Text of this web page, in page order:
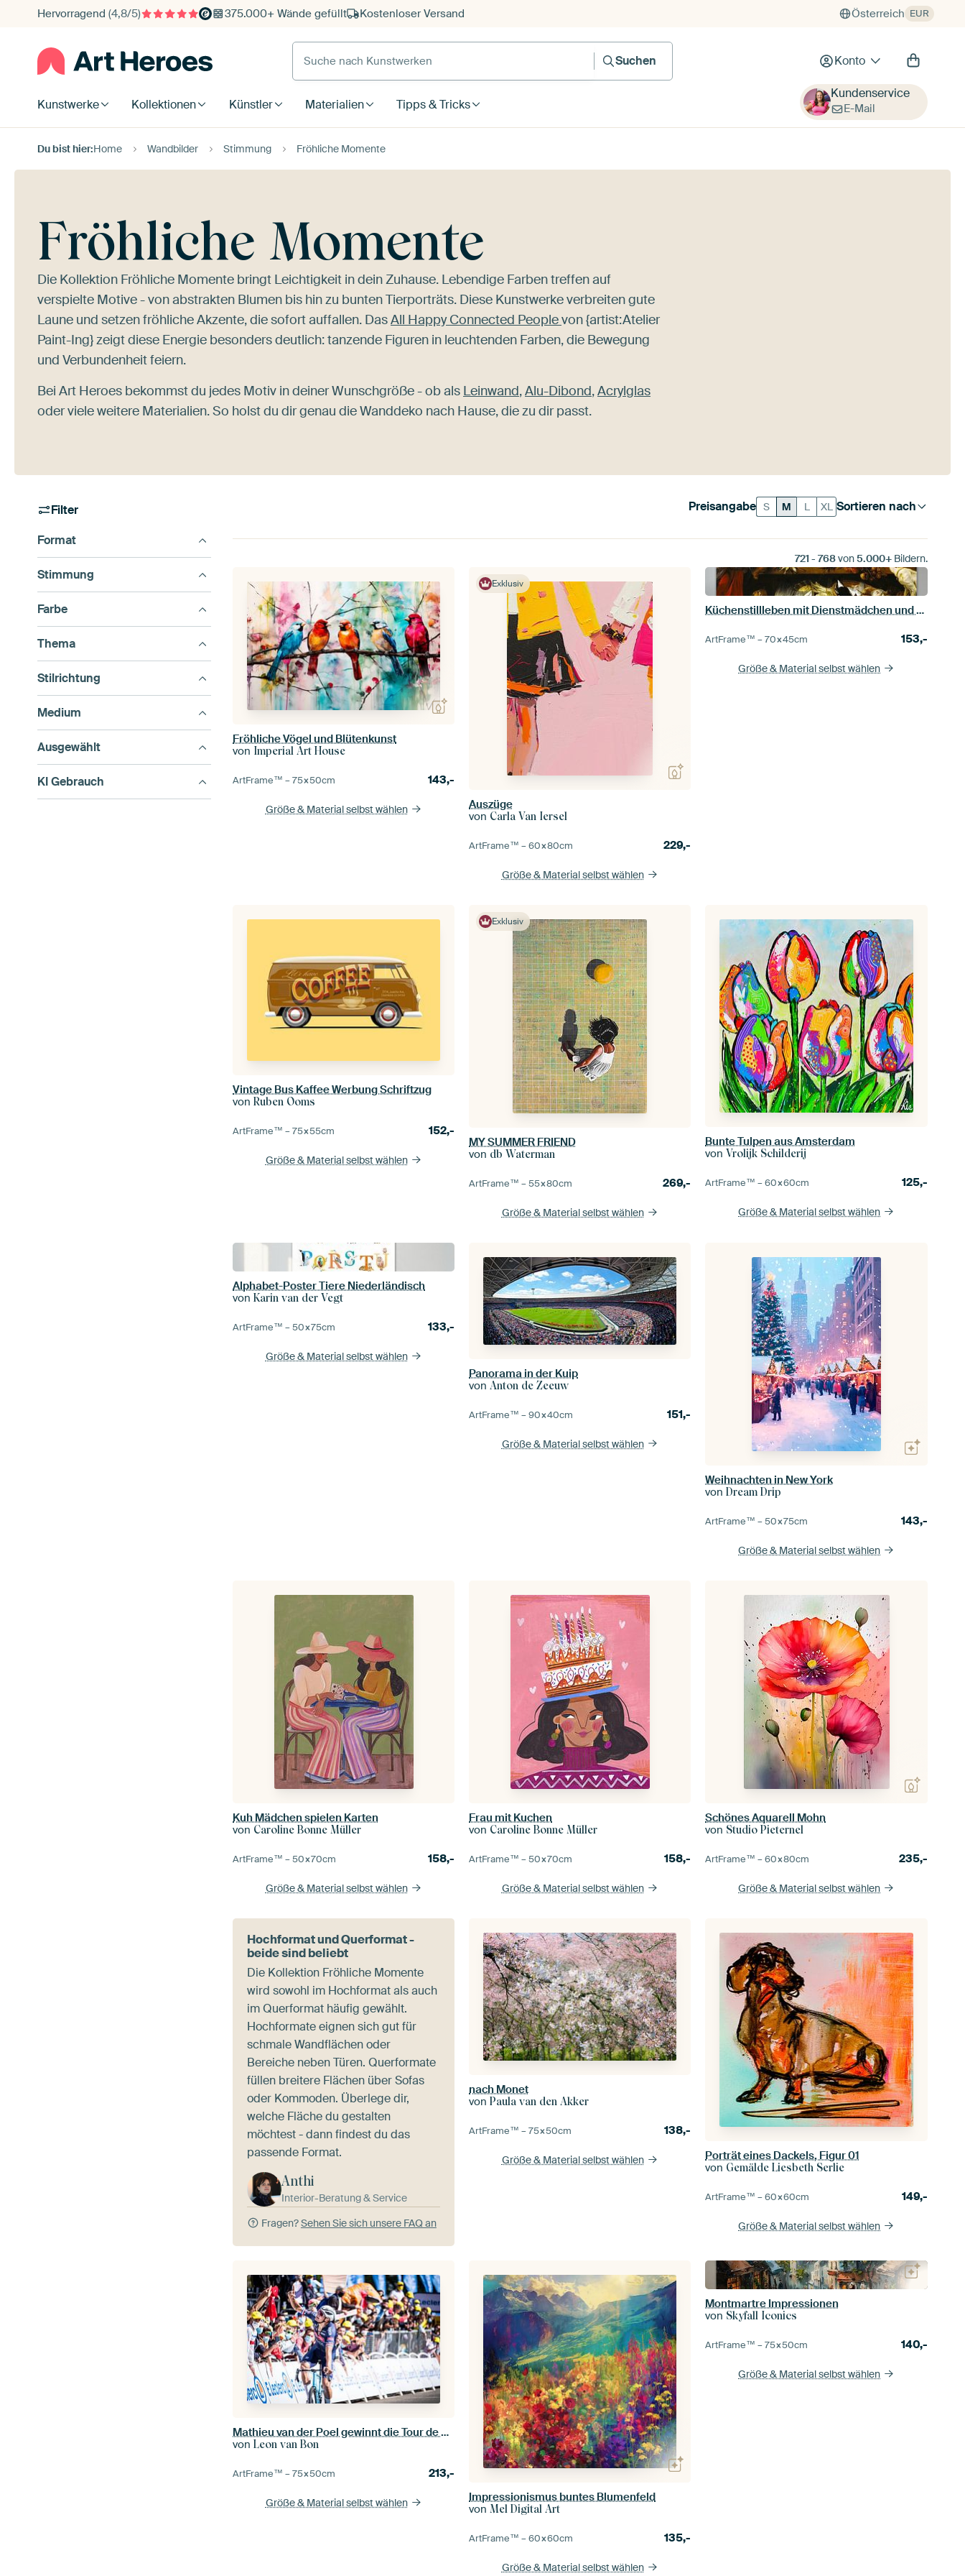
Hervorragend (4,8/5) 375.000+ Wände gefüllt Kostenloser Versand Österreich EUR
Suche nach Kunstwerken
Suchen
Konto
Kunstwerke Kollektionen Künstler Materialien Tipps & Tricks
Kundenservice
E-Mail
Du bist hier:Home Wandbilder Stimmung Fröhliche Momente
Fröhliche Momente
Die Kollektion Fröhliche Momente bringt Leichtigkeit in dein Zuhause. Lebendige Farben treffen auf
verspielte Motive - von abstrakten Blumen bis hin zu bunten Tierporträts. Diese Kunstwerke verbreiten gute
Laune und setzen fröhliche Akzente, die sofort auffallen. DasAll Happy Connected Peoplevon {artist:Atelier
Paint-Ing} zeigt diese Energie besonders deutlich: tanzende Figuren in leuchtenden Farben, die Bewegung
und Verbundenheit feiern.
Bei Art Heroes bekommst du jedes Motiv in deiner Wunschgröße - ob als Leinwand,Alu-Dibond,Acrylglas
oder viele weitere Materialien. So holst du dir genau die Wanddeko nach Hause, die zu dir passt.
Filter
Format
Stimmung
Farbe
Thema
Stilrichtung
Medium
Ausgewählt
KI Gebrauch
Sortieren nach
Preisangabe S M L XL
721 - 768von5.000+Bildern.
Fröhliche Vögel und Blütenkunst
von Imperial Art House
ArtFrame™ –75×50cm 143,-
Größe & Material selbst wählen
Exklusiv
Auszüge
von Carla Van Iersel
ArtFrame™ –60×80cm 229,-
Größe & Material selbst wählen
Küchenstillleben mit Dienstmädchen und Jungen, Frans Snyders & Jan Boeckhorst
ArtFrame™ –70×45cm 153,-
Größe & Material selbst wählen
Vintage Bus Kaffee Werbung Schriftzug
vonRuben Ooms
ArtFrame™ –75×55cm 152,-
Größe & Material selbst wählen
Exklusiv
MY SUMMER FRIEND
von db Waterman
ArtFrame™ –55×80cm 269,-
Größe & Material selbst wählen
Bunte Tulpen aus Amsterdam
vonVrolijk Schilderij
ArtFrame™ –60×60cm 125,-
Größe & Material selbst wählen
Alphabet-Poster Tiere Niederländisch
vonKarin van der Vegt
ArtFrame™ –50×75cm 133,-
Größe & Material selbst wählen
Panorama in der Kuip
vonAnton de Zeeuw
ArtFrame™ –90×40cm 151,-
Größe & Material selbst wählen
Weihnachten in New York
vonDream Drip
ArtFrame™ –50×75cm 143,-
Größe & Material selbst wählen
Kuh Mädchen spielen Karten
von Caroline Bonne Müller
ArtFrame™ –50×70cm 158,-
Größe & Material selbst wählen
Frau mit Kuchen
von Caroline Bonne Müller
ArtFrame™ –50×70cm 158,-
Größe & Material selbst wählen
Schönes Aquarell Mohn
von Studio Pieternel
ArtFrame™ –60×80cm 235,-
Größe & Material selbst wählen
Hochformat und Querformat -
beide sind beliebt
Die Kollektion Fröhliche Momente
wird sowohl im Hochformat als auch
im Querformat häufig gewählt.
Hochformate eignen sich gut für
schmale Wandflächen oder
Bereiche neben Türen. Querformate
füllen breitere Flächen über Sofas
oder Kommoden. Überlege dir,
welche Fläche du gestalten
möchtest - dann findest du das
passende Format.
Anthi
Interior-Beratung & Service
Fragen?Sehen Sie sich unsere FAQ an
nach Monet
vonPaula van den Akker
ArtFrame™ –75×50cm 138,-
Größe & Material selbst wählen
Porträt eines Dackels, Figur 01
von Gemälde Liesbeth Serlie
ArtFrame™ –60×60cm 149,-
Größe & Material selbst wählen
Mathieu van der Poel gewinnt die Tour de France
vonLeon van Bon
ArtFrame™ –75×50cm 213,-
Größe & Material selbst wählen
Impressionismus buntes Blumenfeld
vonMel Digital Art
ArtFrame™ –60×60cm 135,-
Größe & Material selbst wählen
Montmartre Impressionen
von Skyfall Iconics
ArtFrame™ –75×50cm 140,-
Größe & Material selbst wählen